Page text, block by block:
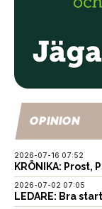
OPINION
2026-07-16 07:52
KRÖNIKA: Prost,
2026-07-02 07:05
LEDARE: Bra